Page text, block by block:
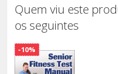
Quem viu este
os seguintes
-10%